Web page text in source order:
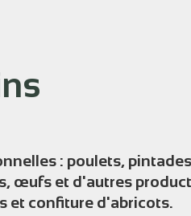
: poulets,
œufs et d'autres
et confiture d'abricots.